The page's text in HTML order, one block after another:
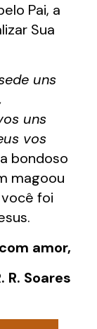
Pai, a
Sua
uns
uns
vos
bondoso
magoou
foi
amor,
R. Soares